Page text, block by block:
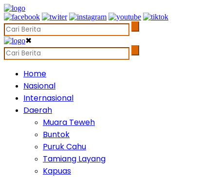
✖
Home
Nasional
Internasional
Daerah
Muara Teweh
Buntok
Puruk Cahu
Tamiang Layang
Kapuas